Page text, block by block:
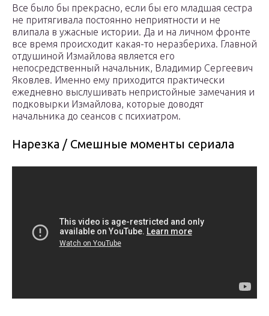
Все было бы прекрасно, если бы его младшая сестра
не притягивала постоянно неприятности и не
влипала в ужасные истории. Да и на личном фронте
все время происходит какая-то неразбериха. Главной
отдушиной Измайлова является его
непосредственный начальник, Владимир Сергеевич
Яковлев. Именно ему приходится практически
ежедневно выслушивать непристойные замечания и
подковырки Измайлова, которые доводят
начальника до сеансов с психиатром.
Нарезка / Смешные моменты сериала